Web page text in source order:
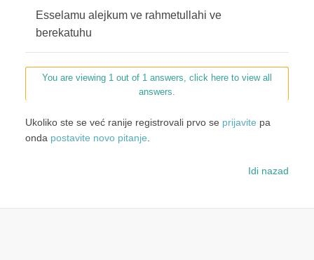
Esselamu alejkum ve rahmetullahi ve
berekatuhu
You are viewing 1 out of 1 answers, click here to view all
answers.
Ukoliko ste se već ranije registrovali prvo se prijavite pa
onda postavite novo pitanje.
Idi nazad